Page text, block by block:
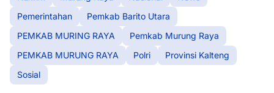
Pemerintahan
Pemkab Barito Utara
PEMKAB MURING RAYA
Pemkab Murung Raya
PEMKAB MURUNG RAYA
Polri
Provinsi Kalteng
Sosial